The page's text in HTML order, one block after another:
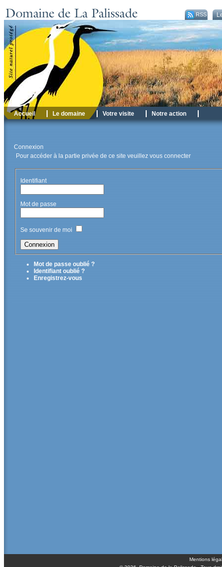
RSS
Accueil Le domaine Votre visite Notre action
Connexion
Pour accéder à la partie privée de ce site veuillez vous connecter
Identifiant
Mot de passe
Se souvenir de moi
Mot de passe oublié ?
Identifiant oublié ?
Enregistrez-vous
Mentions